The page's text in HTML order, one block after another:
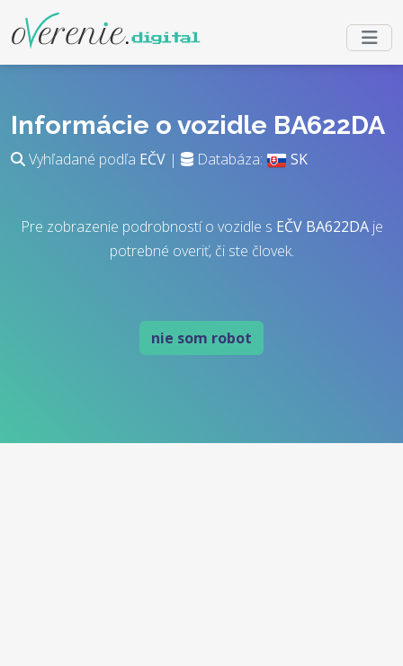
Informácie o vozidle BA622DA
Vyhľadané podľa EČV | Databáza: SK
Pre zobrazenie podrobností o vozidle s EČV BA622DAje
potrebné overiť, či ste človek.
nie som robot